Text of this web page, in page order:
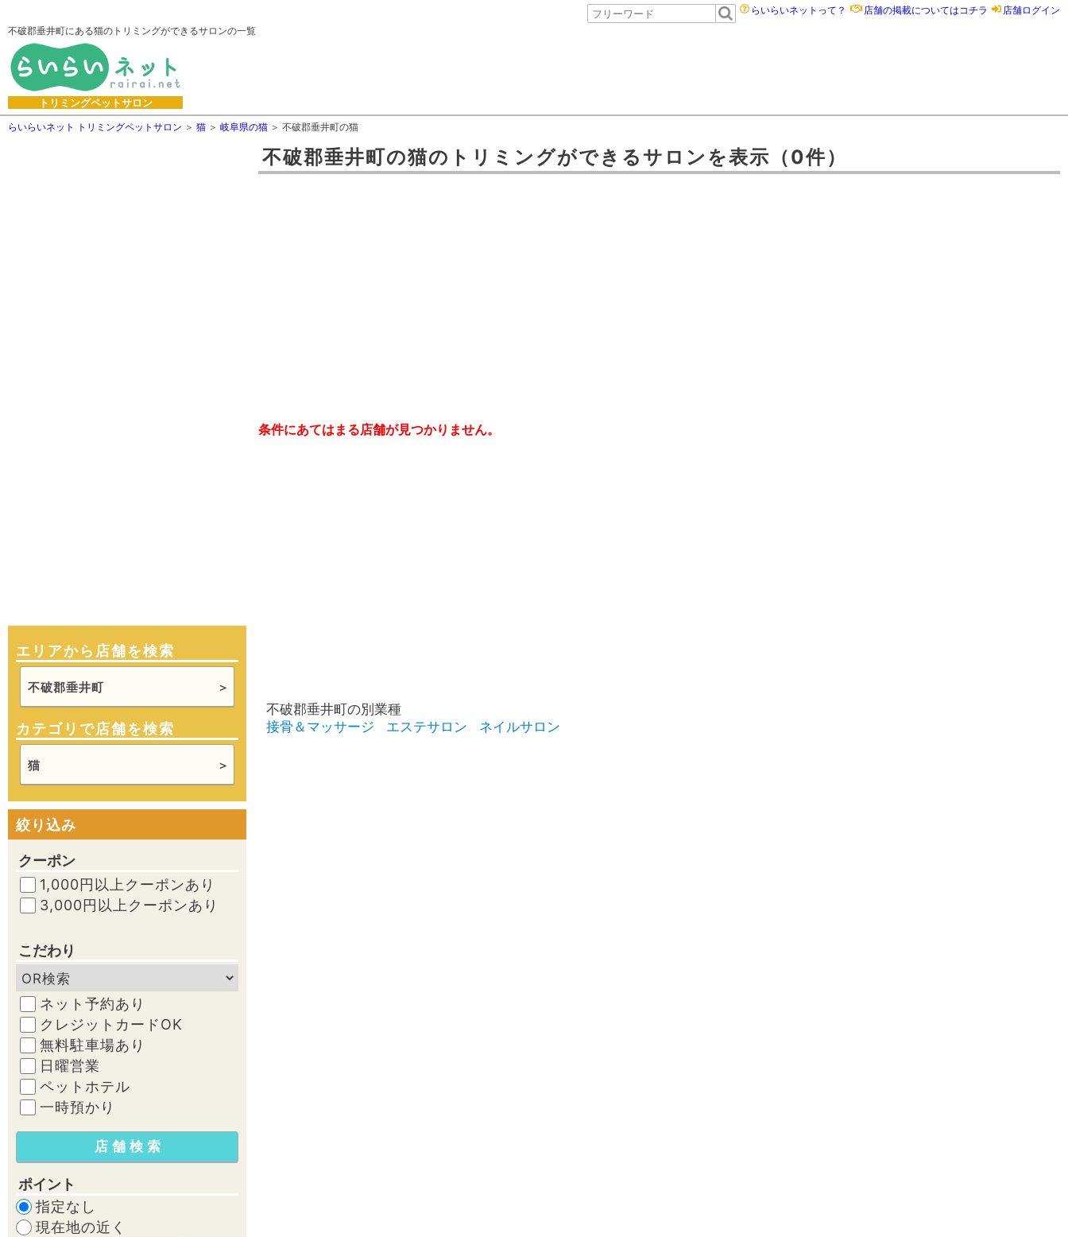
不破郡垂井町にある猫のトリミングができるサロンの一覧
トリミングペットサロン
らいらいネットって？ 店舗の掲載についてはコチラ 店舗ログイン
らいらいネット トリミングペットサロン 猫 岐阜県の猫 不破郡垂井町の猫
エリアから店舗を検索
不破郡垂井町
カテゴリで店舗を検索
猫
絞り込み
クーポン
1,000円以上クーポンあり
3,000円以上クーポンあり
こだわり
ネット予約あり
クレジットカードOK
無料駐車場あり
日曜営業
ペットホテル
一時預かり
ポイント
指定なし
現在地の近く
不破郡垂井町の猫のトリミングができるサロン を表示 （0件）
条件にあてはまる店舗が見つかりません。
不破郡垂井町の別業種
接骨＆マッサージ
エステサロン ネイルサロン